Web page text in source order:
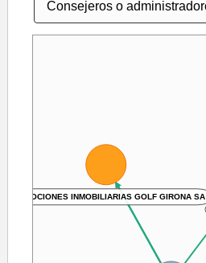
PROMOCIONES INMOBILIARIAS GOLF GIRONA SA